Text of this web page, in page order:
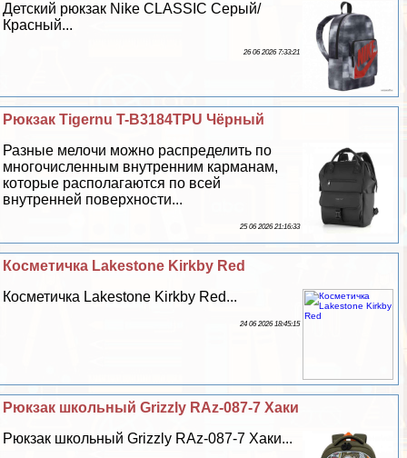
Детский рюкзак Nike CLASSIC Серый/
Красный...
26 06 2026 7:33:21
Рюкзак Tigernu T-B3184TPU Чёрный
Разные мелочи можно распределить по
многочисленным внутренним карманам,
которые располагаются по всей
внутренней поверхности...
25 06 2026 21:16:33
Косметичка Lakestone Kirkby Red
Косметичка Lakestone Kirkby Red...
24 06 2026 18:45:15
Рюкзак школьный Grizzly RAz-087-7 Хаки
Рюкзак школьный Grizzly RAz-087-7 Хаки...